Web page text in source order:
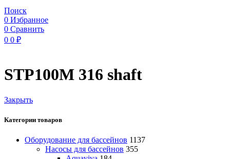
Поиск
0 Избранное
0 Сравнить
0 0 ₽
STP100M 316 shaft
Закрыть
Категории товаров
Оборудование для бассейнов 1137
Насосы для бассейнов 355